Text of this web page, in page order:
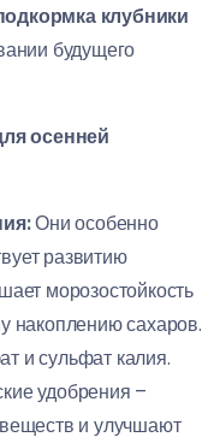
клубники
будущего
осенней
Они особенно
развитию
морозостойкость
накоплению сахаров.
и сульфат калия.
удобрения –
и улучшают